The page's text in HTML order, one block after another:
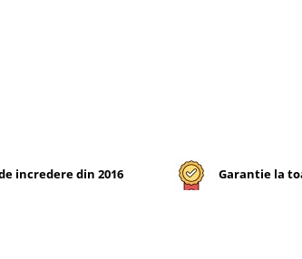
incredere din 2016 Garantie la